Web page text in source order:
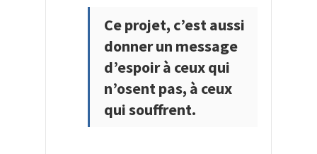
Ce projet, c’est aussi
donner un message
d’espoir à ceux qui
n’osent pas, à ceux
qui souffrent.